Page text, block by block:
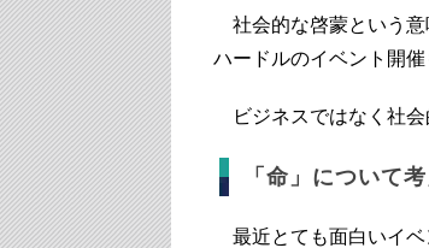
社会的な啓蒙という意
ハードルのイベント開
ビジネスではなく社会
「命」について
最近とても面白いイベ